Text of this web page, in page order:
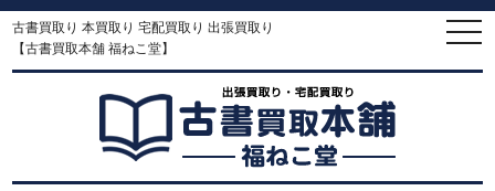
古書買取り 本買取り 宅配買取り 出張買取り
【古書買取本舗 福ねこ堂】